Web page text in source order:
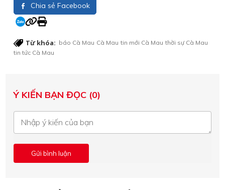
Chia sẻ Facebook
Từ khóa: báo Cà Mau Cà Mau tin mới Cà Mau thời sự Cà Mau
tin tức Cà Mau
Ý KIẾN BẠN ĐỌC (0)